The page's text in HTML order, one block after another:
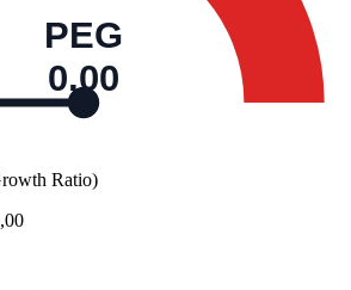
PEG
0,00
Ratio)